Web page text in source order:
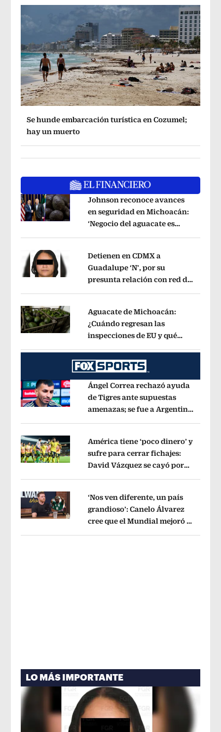
Se hunde embarcación turística en Cozumel;
hay un muerto
Opens in new window
Johnson reconoce avances
en seguridad en Michoacán:
‘Negocio del aguacate es
Opens in new window
Detienen en CDMX a
Guadalupe ‘N’, por su
presunta relación con red de
Opens in new window
Aguacate de Michoacán:
¿Cuándo regresan las
inspecciones de EU y qué
Opens in new window
Ángel Correa rechazó ayuda
de Tigres ante supuestas
amenazas; se fue a Argentina
Opens in new window
América tiene ‘poco dinero’ y
sufre para cerrar fichajes:
David Vázquez se cayó por
Opens in new window
‘Nos ven diferente, un país
grandioso’: Canelo Álvarez
cree que el Mundial mejoró la
LO MÁS IMPORTANTE